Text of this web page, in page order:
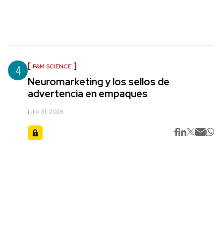
4 P&M SCIENCE
Neuromarketing y los sellos de
advertencia en empaques
julio 31, 2026